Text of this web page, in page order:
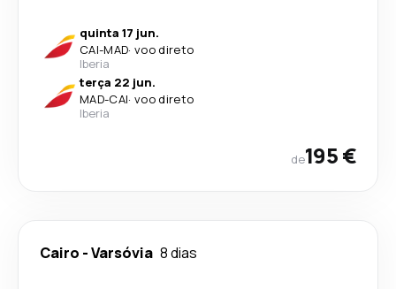
quinta 17 jun.
CAI-MAD· voo direto
Iberia
terça 22 jun.
MAD-CAI· voo direto
Iberia
de195 €
Cairo -Varsóvia 8 dias